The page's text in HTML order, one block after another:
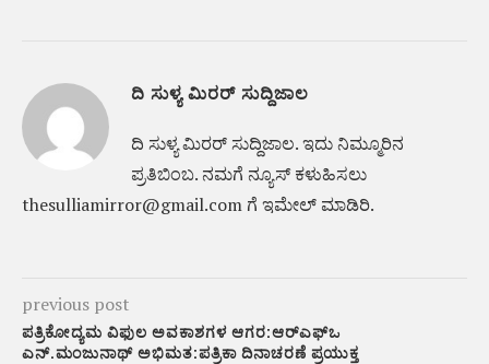
ದಿ ಸುಳ್ಯ ಮಿರರ್ ಸುದ್ದಿಜಾಲ
ದಿ ಸುಳ್ಯ ಮಿರರ್‌ ಸುದ್ದಿಜಾಲ. ಇದು ನಿಮ್ಮೂರಿನ
ಪ್ರತಿಬಿಂಬ. ನಮಗೆ ನ್ಯೂಸ್‌ ಕಳುಹಿಸಲು
thesulliamirror@gmail.com ಗೆ ಇಮೇಲ್ ಮಾಡಿರಿ.
previous post
ಪತ್ರಿಕೋದ್ಯಮ ವಿಫುಲ ಅವಕಾಶಗಳ ಆಗರ:ಆರ್‌ಎಫ್ಒ
ಎನ್.ಮಂಜುನಾಥ್ ಅಭಿಮತ:ಪತ್ರಿಕಾ ದಿನಾಚರಣೆ ಪ್ರಯುಕ್ತ